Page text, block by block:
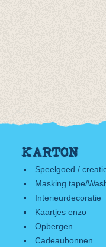
KARTON
Speelgoed /
Masking tape/
Interieurdecoratie
Kaartjes enzo
Opbergen
Cadeaubonnen